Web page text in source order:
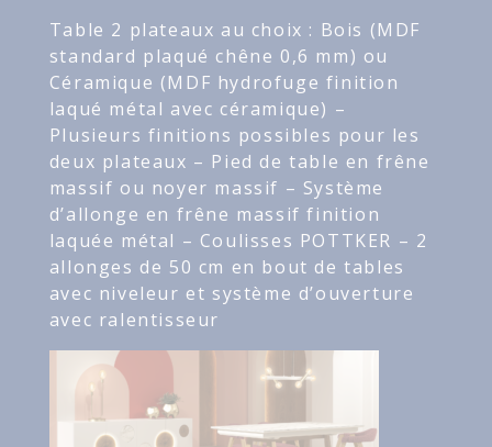
Table 2 plateaux au choix : Bois (MDF
standard plaqué chêne 0,6 mm) ou
Céramique (MDF hydrofuge finition
laqué métal avec céramique) –
Plusieurs finitions possibles pour les
deux plateaux – Pied de table en frêne
massif ou noyer massif – Système
d’allonge en frêne massif finition
laquée métal – Coulisses POTTKER – 2
allonges de 50 cm en bout de tables
avec niveleur et système d’ouverture
avec ralentisseur